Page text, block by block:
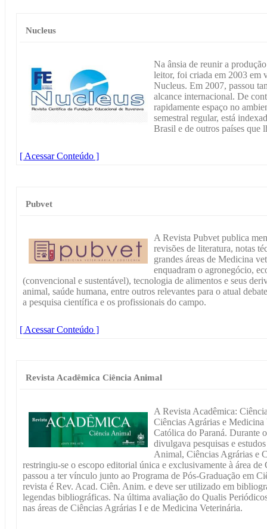
Nucleus
Na ânsia de reunir a
leitor, foi criada em 2003 em
Nucleus. Em 2007, passou
alcance internacional. De
rapidamente espaço no
semestral regular, está
Brasil e de outros países que
[ Acessar Conteúdo ]
Pubvet
A Revista Pubvet publica
revisões de literatura, notas
grandes áreas de Medicina
enquadram o agronegócio,
(convencional e sustentável), tecnologia de alimentos e seus
animal, saúde humana, entre outros relevantes para o atual
a pesquisa científica e os profissionais do campo.
[ Acessar Conteúdo ]
Revista Acadêmica Ciência Animal
A Revista Acadêmica:
Ciências Agrárias e
Católica do Paraná. Durante
divulgava pesquisas e
Animal, Ciências Agrárias e
restringiu-se o escopo editorial única e exclusivamente à área
passou a ter vínculo junto ao Programa de Pós-Graduação em
revista é Rev. Acad. Ciên. Anim. e deve ser utilizado em
legendas bibliográficas. Na última avaliação do Qualis
nas áreas de Ciências Agrárias I e de Medicina Veterinária.